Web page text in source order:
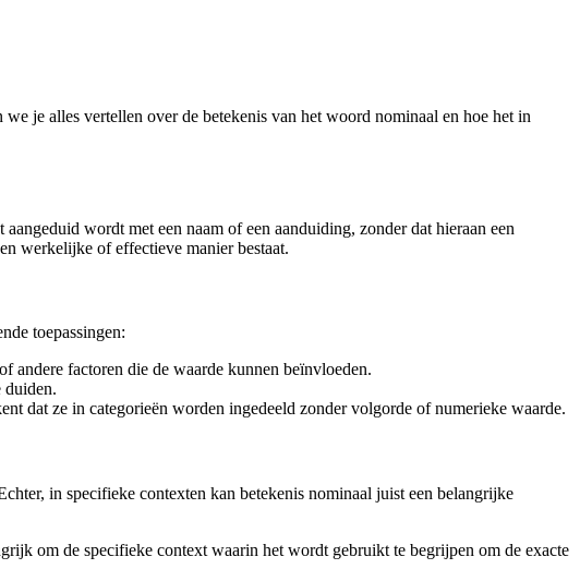
je alles vertellen over de betekenis van het woord nominaal en hoe het in
wordt met een naam of een aanduiding, zonder dat hieraan een
werkelijke of effectieve manier bestaat.
toepassingen:
andere factoren die de waarde kunnen beïnvloeden.
duiden.
dat ze in categorieën worden ingedeeld zonder volgorde of numerieke waarde.
in specifieke contexten kan betekenis nominaal juist een belangrijke
om de specifieke context waarin het wordt gebruikt te begrijpen om de exacte